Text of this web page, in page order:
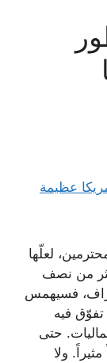
لعلّها
من نصف
فسيهمس
فيه
حتى
ولا